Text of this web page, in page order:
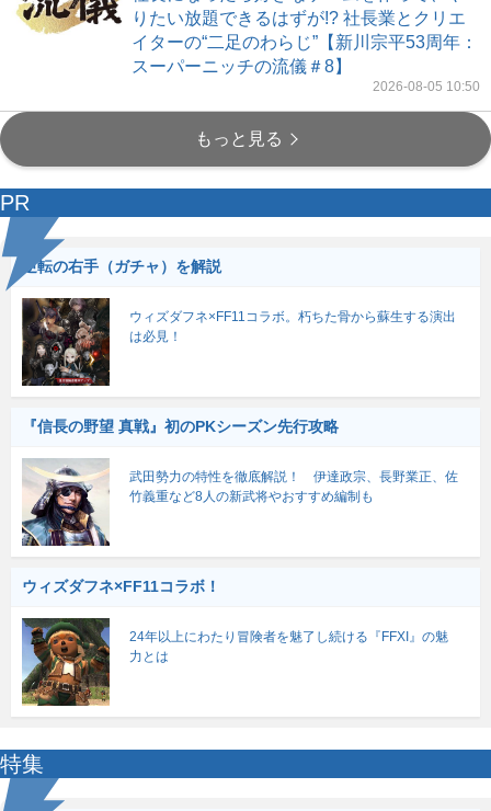
りたい放題できるはずが!? 社長業とクリエ
イターの“二足のわらじ”【新川宗平53周年：
スーパーニッチの流儀＃8】
2026-08-05 10:50
もっと見る
PR
逆転の右手（ガチャ）を解説
ウィズダフネ×FF11コラボ。朽ちた骨から蘇生する演出
は必見！
『信長の野望 真戦』初のPKシーズン先行攻略
武田勢力の特性を徹底解説！ 伊達政宗、長野業正、佐
竹義重など8人の新武将やおすすめ編制も
ウィズダフネ×FF11コラボ！
24年以上にわたり冒険者を魅了し続ける『FFXI』の魅
力とは
特集